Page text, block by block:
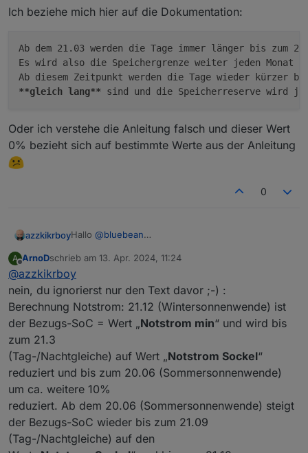
Ich beziehe mich hier auf die Dokumentation:
Ab dem 21.03 werden die Tage immer länger bis zum
Es wird also die Speichergrenze weiter jeden Monat
**gleich lang** sind und die Speicherreserve wird
Oder ich verstehe die Anleitung falsch und dieser Wert
0% bezieht sich auf bestimmte Werte aus der Anleitung
0
azzkikrboyHallo @bluebean
Monaten im Einsatz, habe also noch keinen
kompletten "Zykluss" durch
Ich beziehe mich hier auf die Dokumentation:
Ab dem 21.03 werden die Tage immer länger
Es wird also die Speichergrenze weiter
Ab diesem Zeitpunkt werden die Tage
Oder ich verstehe die Anleitung falsch und dieser
Wert 0% bezieht sich auf bestimmte Werte aus der
A
Offline
ArnoDschrieb am 13. Apr. 2024, 11:24
zuletzt editiert von
@azzkikrboy
nein, du ignorierst nur den Text davor ;-) :
Berechnung Notstrom: 21.12 (Wintersonnenwende) ist
der Bezugs-SoC = Wert „Notstrom min“ und wird bis
zum 21.3
(Tag-/Nachtgleiche) auf Wert „Notstrom Sockel“
reduziert und bis zum 20.06 (Sommersonnenwende)
um ca. weitere 10%
reduziert. Ab dem 20.06 (Sommersonnenwende) steigt
der Bezugs-SoC wieder bis zum 21.09
(Tag-/Nachtgleiche) auf den